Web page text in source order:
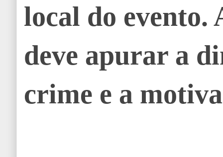
local do evento.
deve apurar a
crime e a